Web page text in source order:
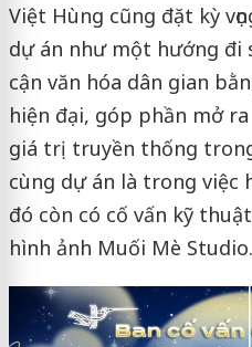
Việt Hùng cũng đặt kỳ
dự án như một hướng đi
cận văn hóa dân gian
hiện đại, góp phần mở
giá trị truyền thống
cùng dự án là trong việc
đó còn có cố vấn kỹ
hình ảnh Muối Mè Studio.